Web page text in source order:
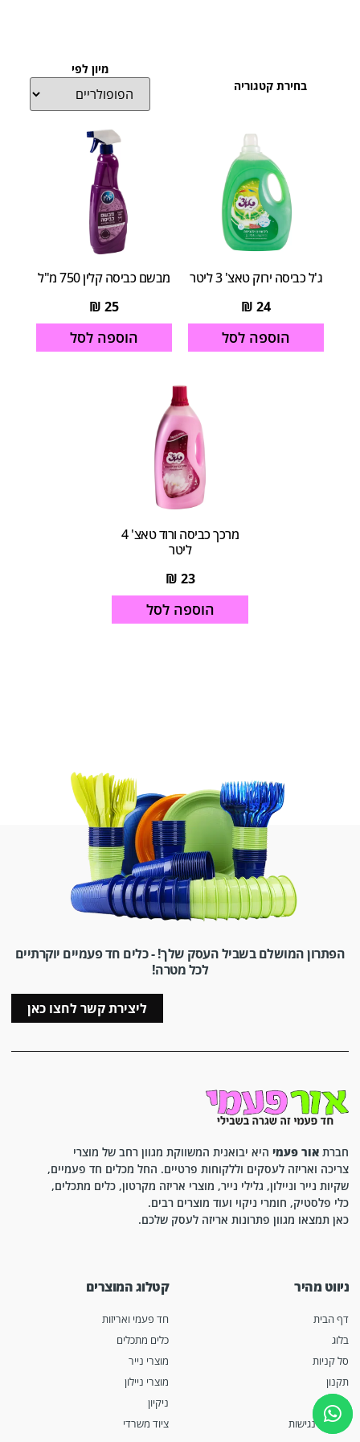
בחירת קטגוריה
מיון לפי
ג'ל כביסה ירוק טאצ' 3 ליטר
24
₪
הוספה לסל
מבשם כביסה קלין 750 מ"ל
25
₪
הוספה לסל
מרכך כביסה ורוד טאצ' 4
ליטר
23
₪
הוספה לסל
הפתרון המושלם בשביל העסק שלך! - כלים חד פעמיים יוקרתיים
לכל מטרה!
ליצירת קשר לחצו כאן
חברת אור פעמי היא יבואנית המשווקת מגוון רחב של מוצרי
צריכה ואריזה לעסקים וללקוחות פרטיים. החל מכלים חד פעמיים,
שקיות נייר וניילון, גלילי נייר, מוצרי אריזה מקרטון, כלים מתכלים,
כלי פלסטיק, חומרי ניקוי ועוד מוצרים רבים.
כאן תמצאו מגוון פתרונות אריזה לעסק שלכם.
ניווט מהיר
דף הבית
בלוג
סל קניות
תקנון
אודות
הצהרת נגישות
קטלוג המוצרים
חד פעמי ואריזות
כלים מתכלים
מוצרי נייר
מוצרי ניילון
ניקיון
ציוד משרדי